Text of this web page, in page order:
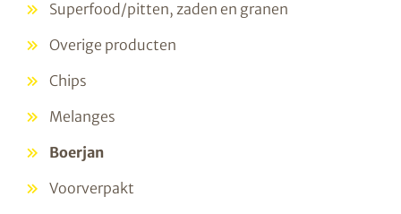
Superfood/pitten, zaden en granen
Overige producten
Chips
Melanges
Boerjan
Voorverpakt